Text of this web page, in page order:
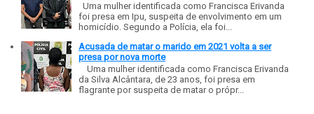
Uma mulher identificada como Francisca Erivanda
foi presa em Ipu, suspeita de envolvimento em um
homicídio. Segundo a Polícia, ela foi...
Acusada de matar o marido em 2021 volta a ser
presa por nova morte
Uma mulher identificada como Francisca Erivanda
da Silva Alcântara, de 23 anos, foi presa em
flagrante por suspeita de matar o própr...